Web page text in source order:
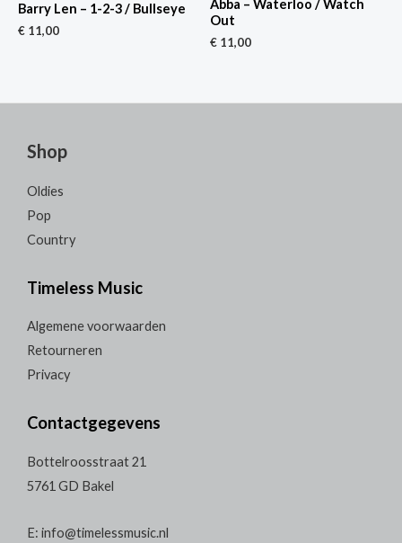
Barry Len – 1-2-3 / Bullseye
€ 11,00
Abba – Waterloo / Watch
Out
€ 11,00
Shop
Oldies
Pop
Country
Timeless Music
Algemene voorwaarden
Retourneren
Privacy
Contactgegevens
Bottelroosstraat 21
5761 GD Bakel
E: info@timelessmusic.nl